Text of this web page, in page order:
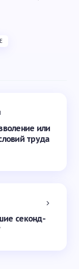
или
труда
секонд-